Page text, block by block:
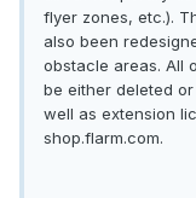
flyer zones, etc.).
also been
obstacle areas. All
be either deleted
well as extension
shop.flarm.com.